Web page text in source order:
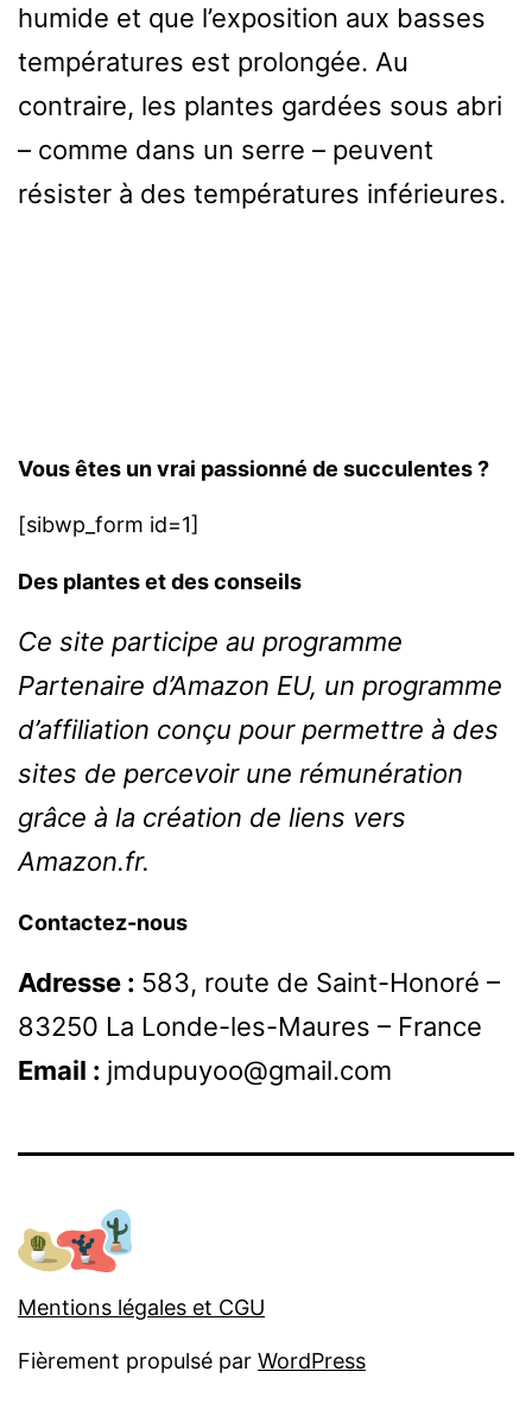
humide et que l’exposition aux basses
températures est prolongée. Au
contraire, les plantes gardées sous abri
– comme dans un serre – peuvent
résister à des températures inférieures.
Vous êtes un vrai passionné de succulentes ?
[sibwp_form id=1]
Des plantes et des conseils
Ce site participe au programme
Partenaire d’Amazon EU, un programme
d’affiliation conçu pour permettre à des
sites de percevoir une rémunération
grâce à la création de liens vers
Amazon.fr.
Contactez-nous
Adresse : 583, route de Saint-Honoré –
83250 La Londe-les-Maures – France
Email : jmdupuyoo@gmail.com
Mentions légales et CGU
Fièrement propulsé par WordPress